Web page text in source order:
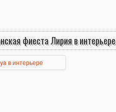
фиеста Лирия в интерьере